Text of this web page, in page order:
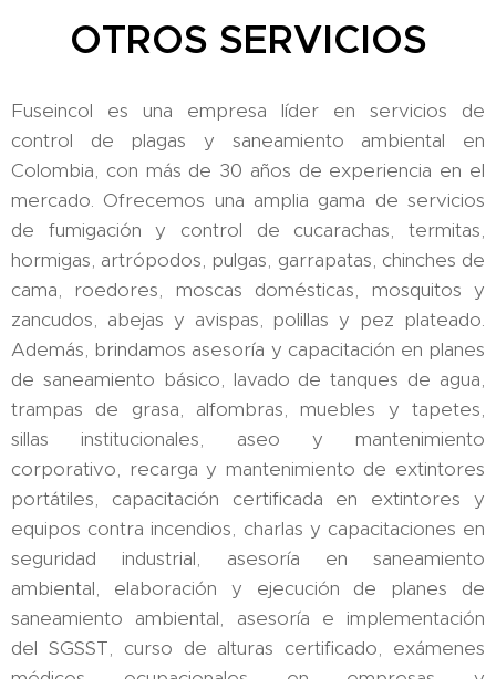
OTROS SERVICIOS
Fuseincol es una empresa líder en servicios de
control de plagas y saneamiento ambiental en
Colombia, con más de 30 años de experiencia en el
mercado. Ofrecemos una amplia gama de servicios
de fumigación y control de cucarachas, termitas,
hormigas, artrópodos, pulgas, garrapatas, chinches de
cama, roedores, moscas domésticas, mosquitos y
zancudos, abejas y avispas, polillas y pez plateado.
Además, brindamos asesoría y capacitación en planes
de saneamiento básico, lavado de tanques de agua,
trampas de grasa, alfombras, muebles y tapetes,
sillas institucionales, aseo y mantenimiento
corporativo, recarga y mantenimiento de extintores
portátiles, capacitación certificada en extintores y
equipos contra incendios, charlas y capacitaciones en
seguridad industrial, asesoría en saneamiento
ambiental, elaboración y ejecución de planes de
saneamiento ambiental, asesoría e implementación
del SGSST, curso de alturas certificado, exámenes